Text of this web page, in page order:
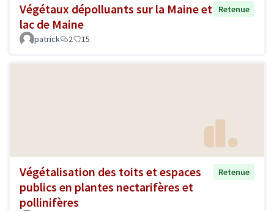
Végétaux dépolluants sur la Maine et
lac de Maine
Retenue
patrick 2 15
Végétalisation des toits et espaces
publics en plantes nectarifères et
pollinifères
Retenue